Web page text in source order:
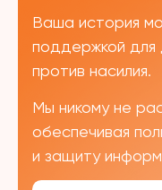
Ваша история
поддержкой для
против насилия.
Мы никому не
обеспечивая
и защиту